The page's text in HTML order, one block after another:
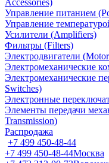
Accessories)
Управление питанием
Управление
Усилители (Amplifiers)
Фильтры (Filters)
Электродвигатели
Электромеханические
Электромеханические
Switches)
Электронные
Элементы передачи
Transmission)
Распродажа
+7 499 450-48-44
+7 499 450-48-44Москва